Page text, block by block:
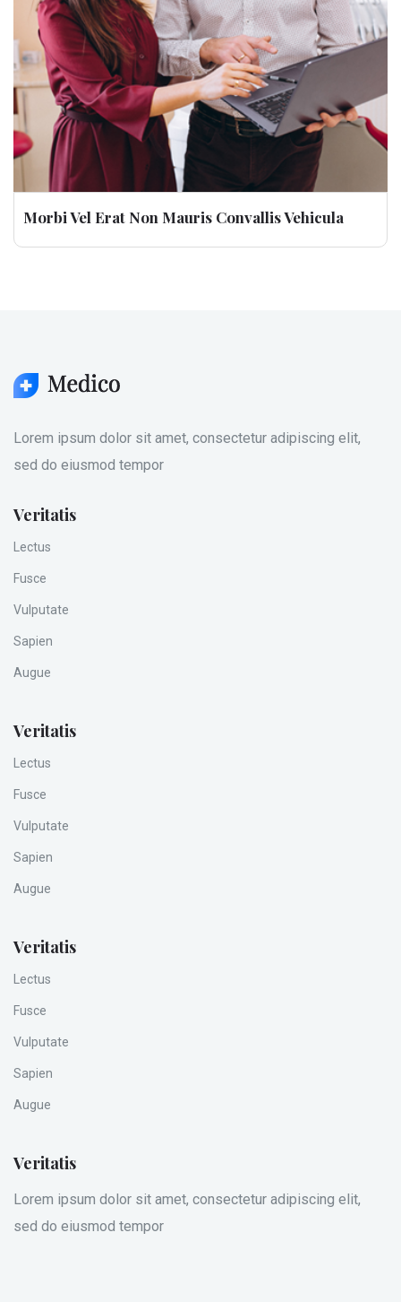
Morbi Vel Erat Non Mauris Convallis Vehicula
Lorem ipsum dolor sit amet, consectetur adipiscing elit,
sed do eiusmod tempor
Veritatis
Lectus
Fusce
Vulputate
Sapien
Augue
Veritatis
Lectus
Fusce
Vulputate
Sapien
Augue
Veritatis
Lectus
Fusce
Vulputate
Sapien
Augue
Veritatis
Lorem ipsum dolor sit amet, consectetur adipiscing elit,
sed do eiusmod tempor